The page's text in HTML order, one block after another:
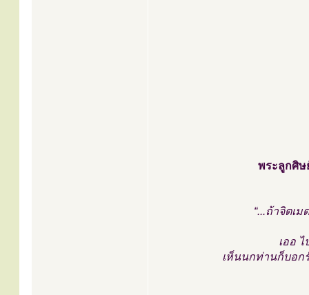
พระลูกศิษ
“...ถ้าจิตเ
เออ
เห็นนกท่านก็บอก